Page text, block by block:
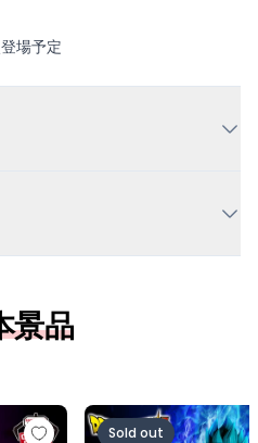
場予定
景品
ゴクウブラック-超サ
ドラゴンボール超
Sold out